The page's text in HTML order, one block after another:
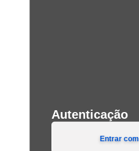
Autenticação
Entrar com